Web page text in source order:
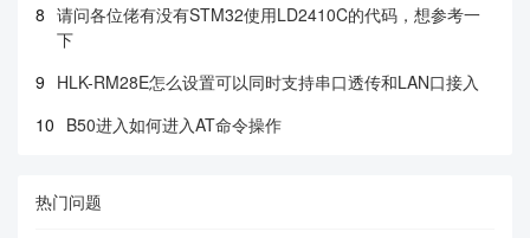
8 请问各位佬有没有STM32使用LD2410C的代码，想参考一
下
9 HLK-RM28E怎么设置可以同时支持串口透传和LAN口接入
10 B50进入如何进入AT命令操作
热门问题